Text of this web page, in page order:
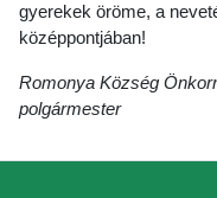
gyerekek öröme, a
középpontjában!
Romonya Község
polgármester